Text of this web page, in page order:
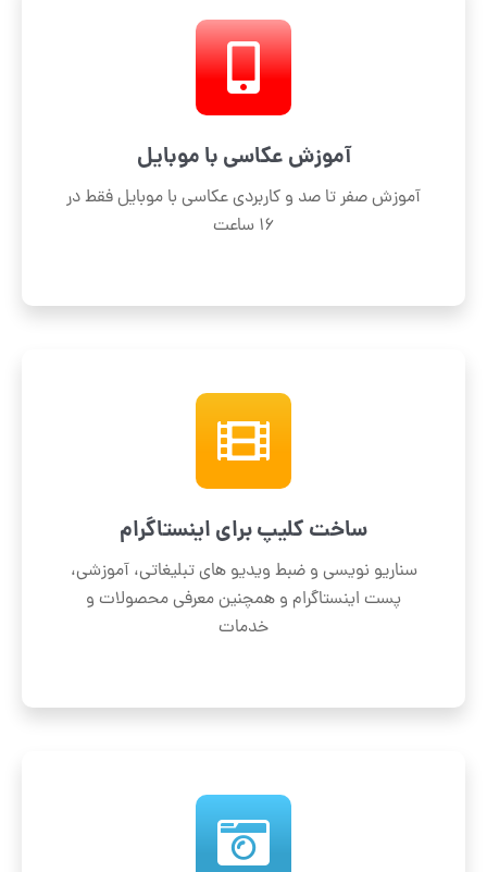
آموزش عکاسی با موبایل
آموزش صفر تا صد و کاربردی عکاسی با موبایل فقط در
16 ساعت
ساخت کلیپ برای اینستاگرام
سناریو نویسی و ضبط ویدیو های تبلیغاتی، آموزشی،
پست اینستاگرام و همچنین معرفی محصولات و
خدمات